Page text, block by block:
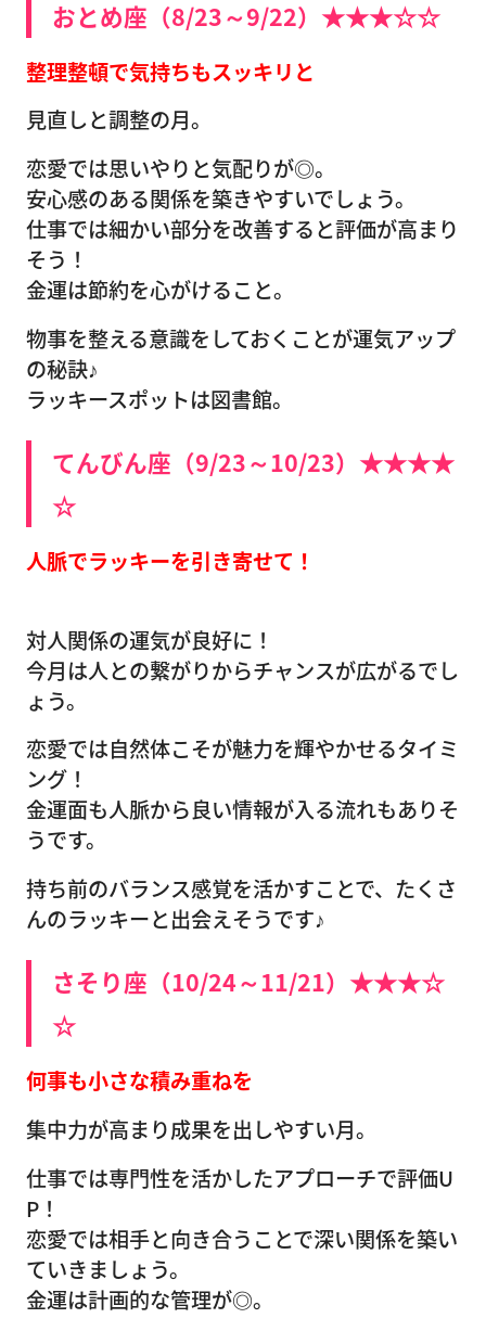
おとめ座（8/23～9/22）★★★☆☆
整理整頓で気持ちもスッキリと
見直しと調整の月。
恋愛では思いやりと気配りが◎。
安心感のある関係を築きやすいでしょう。
仕事では細かい部分を改善すると評価が高まり
そう！
金運は節約を心がけること。
物事を整える意識をしておくことが運気アップ
の秘訣♪
ラッキースポットは図書館。
てんびん座（9/23～10/23）★★★★
☆
人脈でラッキーを引き寄せて！
対人関係の運気が良好に！
今月は人との繋がりからチャンスが広がるでし
ょう。
恋愛では自然体こそが魅力を輝やかせるタイミ
ング！
金運面も人脈から良い情報が入る流れもありそ
うです。
持ち前のバランス感覚を活かすことで、たくさ
んのラッキーと出会えそうです♪
さそり座（10/24～11/21）★★★☆
☆
何事も小さな積み重ねを
集中力が高まり成果を出しやすい月。
仕事では専門性を活かしたアプローチで評価U
P！
恋愛では相手と向き合うことで深い関係を築い
ていきましょう。
金運は計画的な管理が◎。